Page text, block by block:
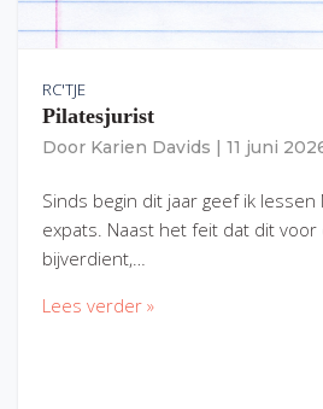
RC'TJE
Pilatesjurist
Door Karien Davids 11 juni
Sinds begin dit jaar geef ik
expats. Naast het feit dat dit
bijverdient,…
Lees verder »